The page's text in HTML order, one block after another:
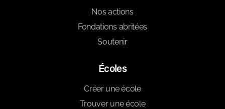
Nos actions
Fondations abritées
Soutenir
Écoles
Créer une école
Trouver une école